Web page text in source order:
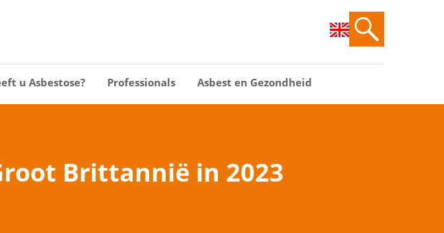
u Asbestose? Professionals Asbest en Gezondheid
Brittannië in 2023